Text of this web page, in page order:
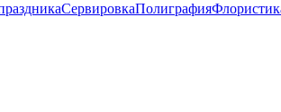
СервировкаПолиграфия